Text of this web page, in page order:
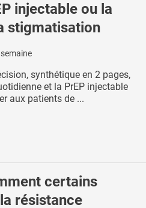
injectable ou la
stigmatisation
synthétique en 2 pages,
et la PrEP injectable
aux patients de ...
certains
résistance